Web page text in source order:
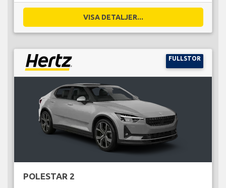
VISA DETALJER...
FULLSTOR
POLESTAR 2